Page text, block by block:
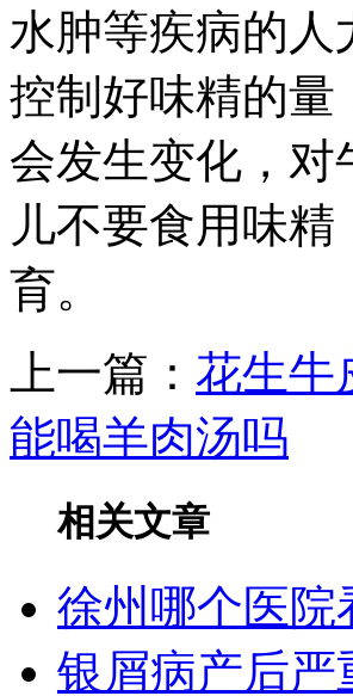
水肿等疾病的
控制好味精的量
会发生变化，
儿不要食用味
育。
上一篇： 花生牛
能喝羊肉汤吗
相关文章
徐州哪个医院
银屑病产后严